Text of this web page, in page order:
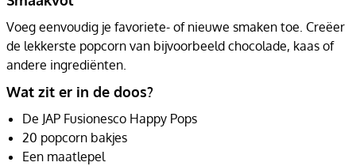
Voeg eenvoudig je favoriete- of nieuwe smaken toe. Creëer
de lekkerste popcorn van bijvoorbeeld chocolade, kaas of
andere ingrediënten.
Wat zit er in de doos?
De JAP Fusionesco Happy Pops
20 popcorn bakjes
Een maatlepel